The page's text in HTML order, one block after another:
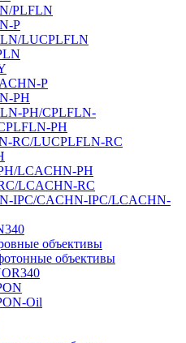
PLFLN
P
LUCPLFLN
P
PH
PH/CPLFLN-
PH
RC/LUCPLFLN-RC
LCACHN-PH
LCACHN-RC
IPC/CACHN-IPC/LCACHN-
объективы
объективы
Oil